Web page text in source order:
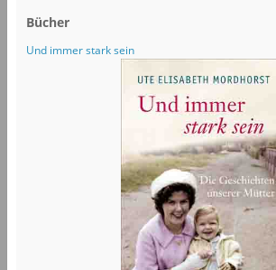
Bücher
Und immer stark sein